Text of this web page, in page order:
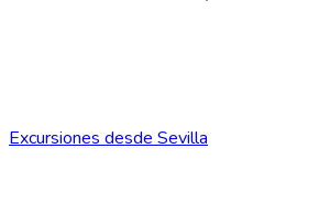
Excursiones desde Sevilla